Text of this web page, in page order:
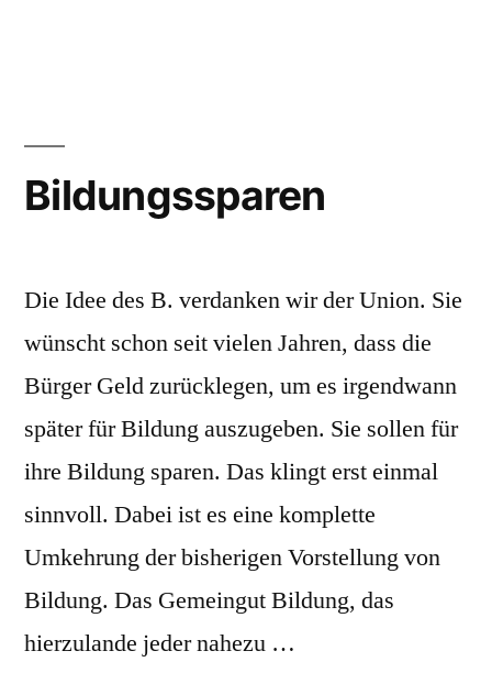
Bildungssparen
Die Idee des B. verdanken wir der Union. Sie
wünscht schon seit vielen Jahren, dass die
Bürger Geld zurücklegen, um es irgendwann
später für Bildung auszugeben. Sie sollen für
ihre Bildung sparen. Das klingt erst einmal
sinnvoll. Dabei ist es eine komplette
Umkehrung der bisherigen Vorstellung von
Bildung. Das Gemeingut Bildung, das
hierzulande jeder nahezu …